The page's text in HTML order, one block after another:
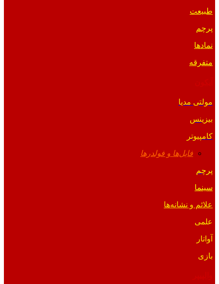
طبیعت
پرچم
نمادها
متفرقه
مولتی مدیا
بیزینس
کامپیوتر
فایل‌ها و فولدرها
پرچم
سینما
علائم و نشانه‌ها
علمی
آواتار
بازی